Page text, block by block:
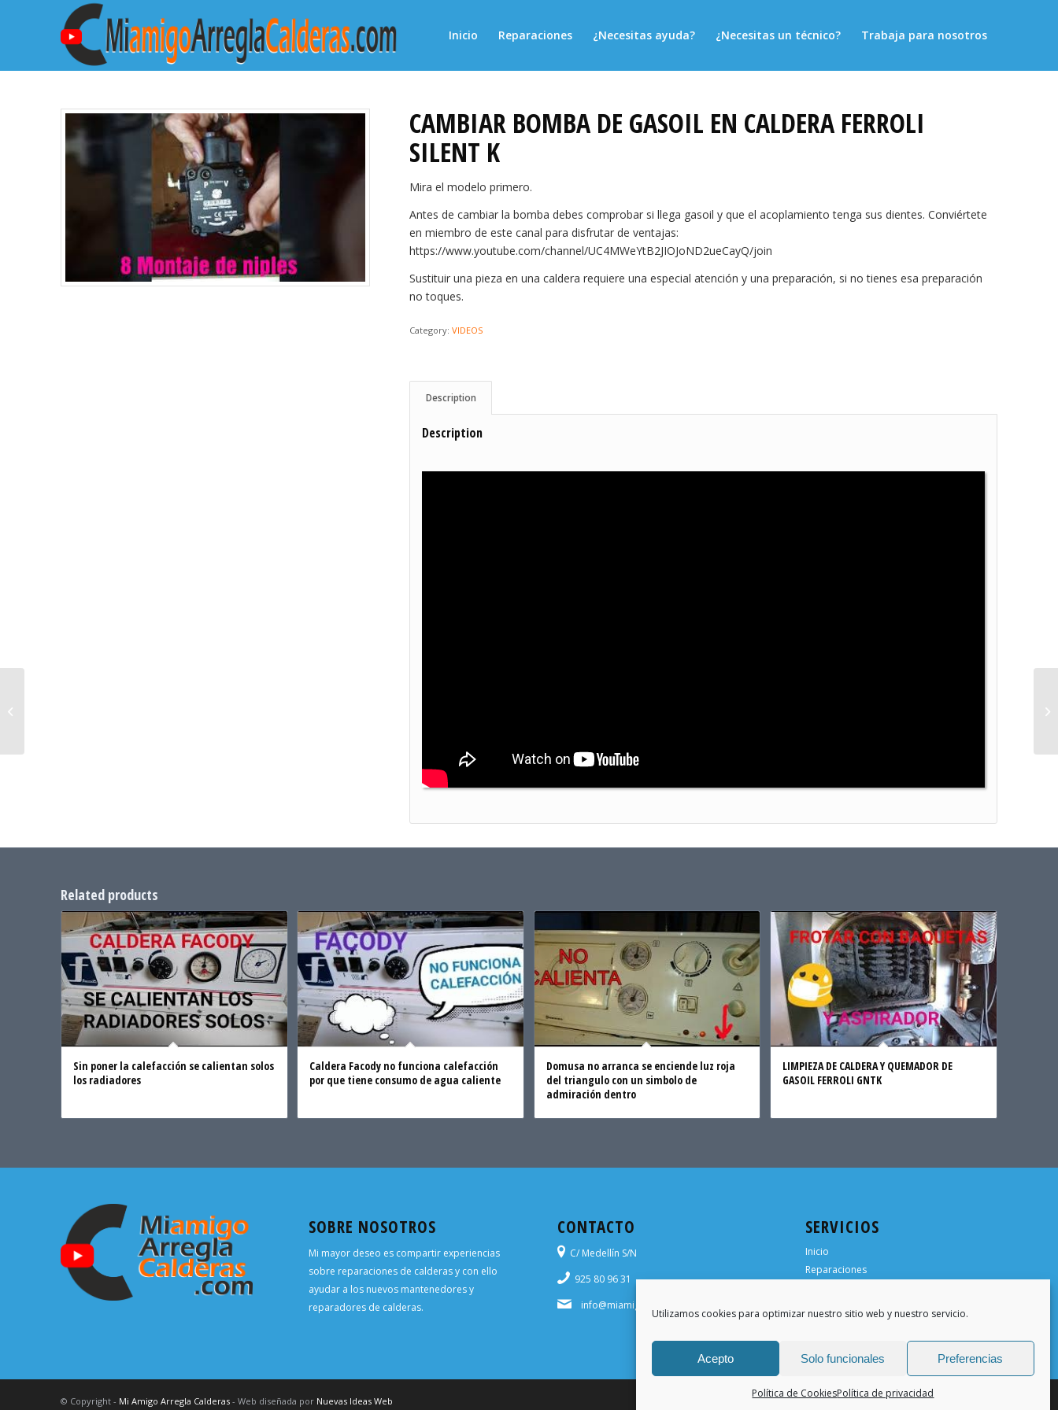
Utilizamos cookies para optimizar nuestro sitio web y nuestro servicio.
Acepto Solo funcionales Preferencias
Política de CookiesPolítica de privacidad
Inicio Reparaciones ¿Necesitas ayuda? ¿Necesitas un técnico? Trabaja para nosotros
CAMBIAR BOMBA DE GASOIL EN CALDERA FERROLI
SILENT K
Mira el modelo primero.
Antes de cambiar la bomba debes comprobar si llega gasoil y que el acoplamiento tenga sus dientes. Conviértete
en miembro de este canal para disfrutar de ventajas:
https://www.youtube.com/channel/UC4MWeYtB2JIOJoND2ueCayQ/join
Sustituir una pieza en una caldera requiere una especial atención y una preparación, si no tienes esa preparación
no toques.
Category: VIDEOS
Description
Description
Related products
Sin poner la calefacción se calientan solos
los radiadores
Caldera Facody no funciona calefacción
por que tiene consumo de agua caliente
Domusa no arranca se enciende luz roja
del triangulo con un simbolo de
admiración dentro
LIMPIEZA DE CALDERA Y QUEMADOR DE
GASOIL FERROLI GNTK
SOBRE NOSOTROS
Mi mayor deseo es compartir experiencias
sobre reparaciones de calderas y con ello
ayudar a los nuevos mantenedores y
reparadores de calderas.
CONTACTO
C/ Medellín S/N
925 80 96 31
info@miamigoarreglacalderas.com
SERVICIOS
Inicio
Reparaciones
Trabaja para nosotros
© Copyright - Mi Amigo Arregla Calderas - Web diseñada por Nuevas Ideas Web Aviso Legal Política privacidad Política Cookies